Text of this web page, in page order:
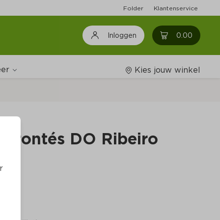
Folder Klantenservice
Inloggen 0.00 0
Kies jouw winkel
DO Ribeiro